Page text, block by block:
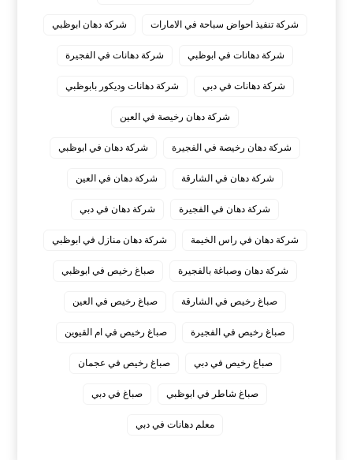
شركة تنفيذ احواض سباحة في الامارات شركة دهان ابوظبي
شركة دهانات في ابوظبي شركة دهانات في الفجيرة
شركة دهانات في دبي شركة دهانات وديكور بابوظبي
شركة دهان رخيصة في العين
شركة دهان رخيصة في الفجيرة شركة دهان في ابوظبي
شركة دهان في الشارقة شركة دهان في العين
شركة دهان في الفجيرة شركة دهان في دبي
شركة دهان في راس الخيمة شركة دهان منازل في ابوظبي
شركة دهان وصباغة بالفجيرة صباغ رخيص في ابوظبي
صباغ رخيص في الشارقة صباغ رخيص في العين
صباغ رخيص في الفجيرة صباغ رخيص في ام القيوين
صباغ رخيص في دبي صباغ رخيص في عجمان
صباغ شاطر في ابوظبي صباغ في دبي
معلم دهانات في دبي